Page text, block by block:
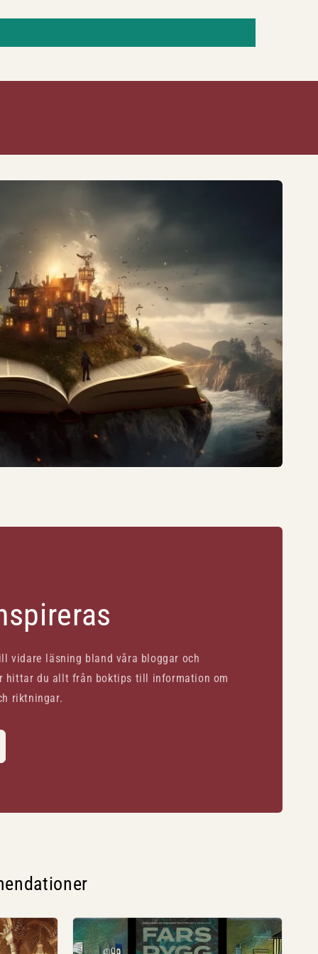
vidare läsning bland våra bloggar och
hittar du allt från boktips till information om
riktningar.